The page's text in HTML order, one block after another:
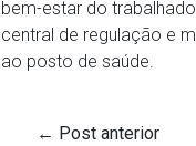
bem-estar do
central de regulação e
ao posto de saúde.
← Post anterior